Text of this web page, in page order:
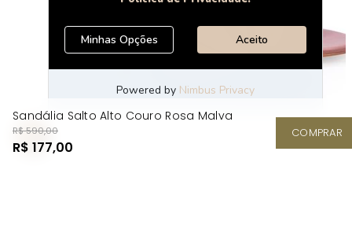
Sandália Salto Alto Couro Rosa Malva
R$ 590,00
R$ 177,00
COMPRAR